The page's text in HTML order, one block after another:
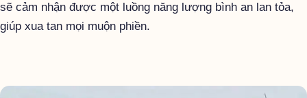
sẽ cảm nhận được một luồng năng lượng bình an lan tỏa,
giúp xua tan mọi muộn phiền.